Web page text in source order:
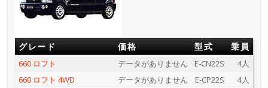
グレード 価格 型式 乗員
660 ロフト データがありません E-CN22S
4人
660 ロフト 4WD
データがありません E-CP22S 4人